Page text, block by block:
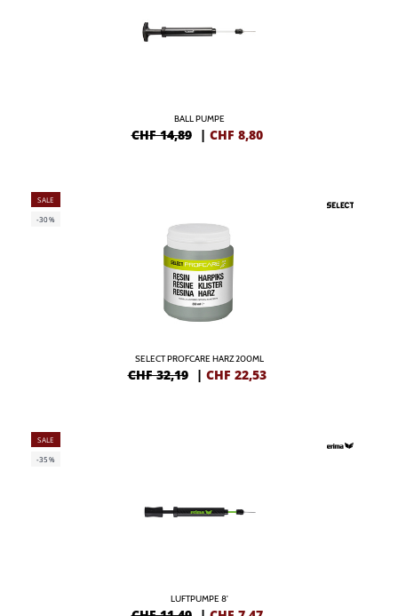
BALL PUMPE
CHF 14,89 | CHF 8,80
SALE
-30%
SELECT PROFCARE HARZ 200ML
CHF 32,19 | CHF 22,53
SALE
-35%
LUFTPUMPE 8'